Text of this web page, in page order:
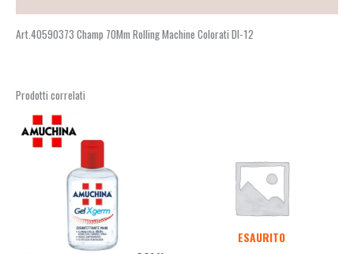
Art.40590373 Champ 70Mm Rolling Machine Colorati Dl-12
Prodotti correlati
ESAURITO